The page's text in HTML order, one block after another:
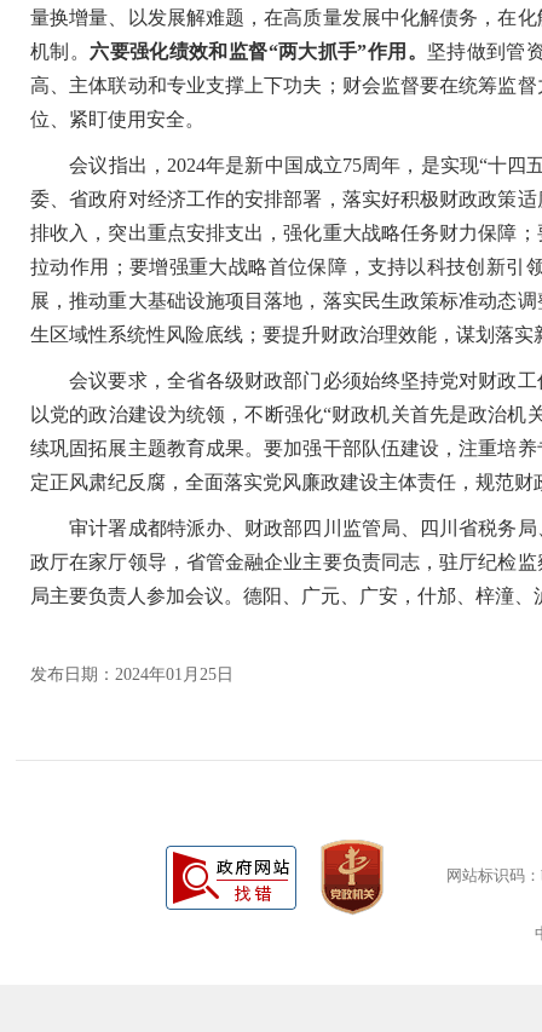
量换增量、以发展解难题，在高质量发展中化解债务，在
机制。六要强化绩效和监督“两大抓手”作用。 坚持做到管
高、主体联动和专业支撑上下功夫；财会监督要在统筹监
位、紧盯使用安全。
会议指出，2024年是新中国成立75周年，是实现“十四
委、省政府对经济工作的安排部署，落实好积极财政政策
排收入，突出重点安排支出，强化重大战略任务财力保障
拉动作用；要增强重大战略首位保障，支持以科技创新引
展，推动重大基础设施项目落地，落实民生政策标准动态
生区域性系统性风险底线；要提升财政治理效能，谋划落
会议要求，全省各级财政部门必须始终坚持党对财政工
以党的政治建设为统领，不断强化“财政机关首先是政治
续巩固拓展主题教育成果。要加强干部队伍建设，注重培
定正风肃纪反腐，全面落实党风廉政建设主体责任，规范财
审计署成都特派办、财政部四川监管局、四川省税务局
政厅在家厅领导，省管金融企业主要负责同志，驻厅纪检
局主要负责人参加会议。德阳、广元、广安，什邡、梓潼
发布日期：2024年01月25日
网站标识码